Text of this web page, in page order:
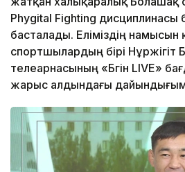
Phygital Fighting
басталады. Еліміздің намысын
спортшылардың бірі Нұржігіт
телеарнасының «Бүгін LIVE»
жарыс алдындағы